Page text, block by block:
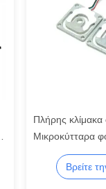
Πλήρης
Μικροκύτταρα
30kg 50kg
Βρείτε